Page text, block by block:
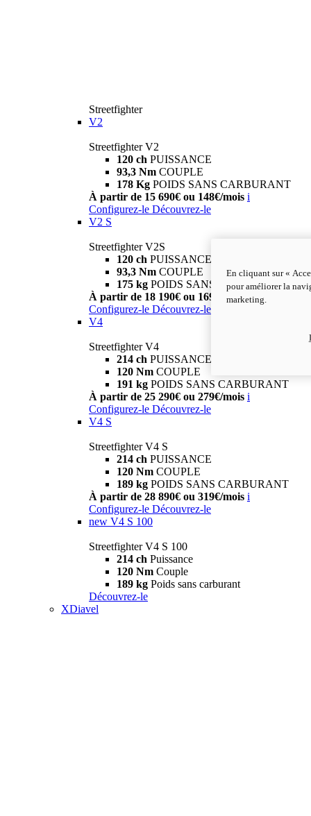
Streetfighter
V2
Streetfighter V2
120 ch PUISSANCE
93,3 Nm COUPLE
178 Kg POIDS SANS CARBURANT
À partir de 15 690€ ou 148€/mois i
Configurez-le Découvrez-le
V2 S
Streetfighter V2S
120 ch PUISSANCE
93,3 Nm COUPLE
175 kg POIDS SANS CARBURANT
À partir de 18 190€ ou 169€/mois i
Configurez-le Découvrez-le
V4
Streetfighter V4
214 ch PUISSANCE
120 Nm COUPLE
191 kg POIDS SANS CARBURANT
À partir de 25 290€ ou 279€/mois i
Configurez-le Découvrez-le
V4 S
Streetfighter V4 S
214 ch PUISSANCE
120 Nm COUPLE
189 kg POIDS SANS CARBURANT
À partir de 28 890€ ou 319€/mois i
Configurez-le Découvrez-le
new V4 S 100
Streetfighter V4 S 100
214 ch Puissance
120 Nm Couple
189 kg Poids sans carburant
Découvrez-le
XDiavel
En cliquant sur «
pour améliorer la
marketing.